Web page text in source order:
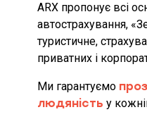
ARX пропонує всі
автострахування,
туристичне,
приватних і
Ми гарантуємо
людяність у